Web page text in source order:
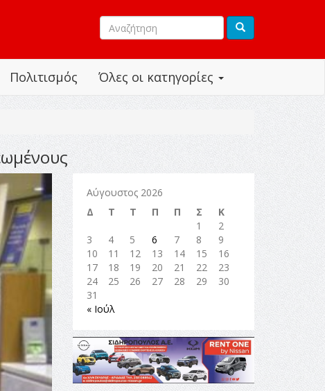
Όλες οι κατηγορίες
Πολιτισμός
Αύγουστος 2026
Δ
Τ Τ Π Π Σ
Κ
1
2
3
4 5 6 7 8
9
10
11 12 13 14 15
16
17
18 19 20 21 22
23
24
25 26 27 28 29
30
31
« Ιούλ